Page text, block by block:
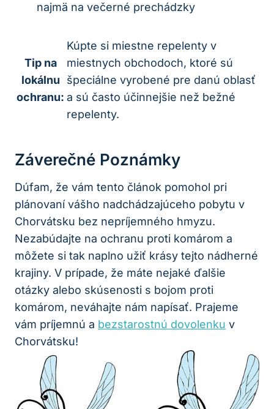
najmä na večerné prechádzky
Tip na
lokálnu
ochranu:
Kúpte si miestne repelenty v
miestnych obchodoch, ktoré sú
špeciálne vyrobené pre danú oblasť
a sú často účinnejšie než bežné
repelenty.
Záverečné Poznámky
Dúfam, že vám tento článok pomohol pri
plánovaní vášho nadchádzajúceho pobytu v
Chorvátsku bez nepríjemného hmyzu.
Nezabúdajte na ochranu proti komárom a
môžete si tak naplno užiť krásy tejto nádherné
krajiny. V prípade, že máte nejaké ďalšie
otázky alebo skúsenosti s bojom proti
komárom, neváhajte nám napísať. Prajeme
vám príjemnú a bezstarostnú dovolenku v
Chorvátsku!